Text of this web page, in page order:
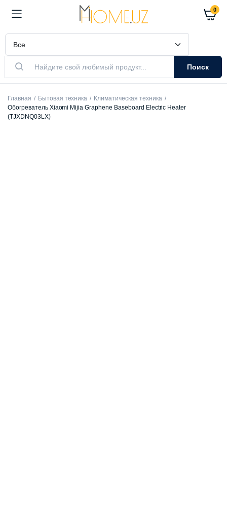
0
Поиск
Главная Бытовая техника
Климатическая техника
Обогреватель Xiaomi Mijia Graphene Baseboard Electric Heater
(TJXDNQ03LX)